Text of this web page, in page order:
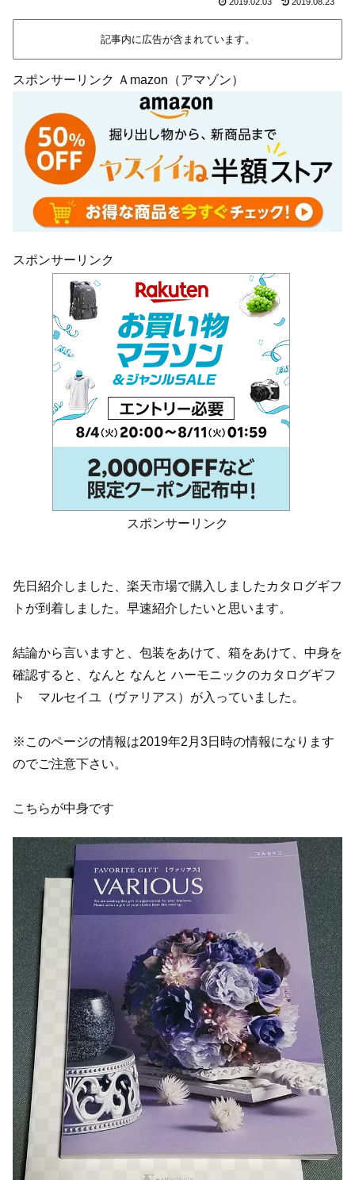
記事内に広告が含まれています。
スポンサーリンク Ａmazon（アマゾン）
スポンサーリンク
スポンサーリンク
先日紹介しました、楽天市場で購入しましたカタログギフ
トが到着しました。早速紹介したいと思います。
結論から言いますと、包装をあけて、箱をあけて、中身を
確認すると、なんと なんと ハーモニックのカタログギフ
ト マルセイユ（ヴァリアス）が入っていました。
※このページの情報は2019年2月3日時の情報になります
のでご注意下さい。
こちらが中身です